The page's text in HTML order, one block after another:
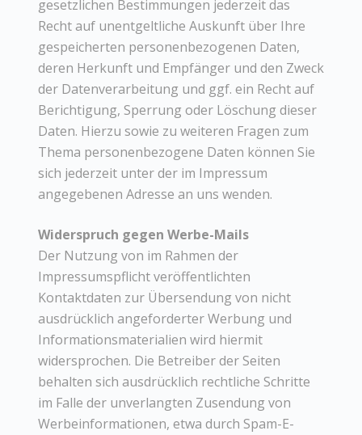
gesetzlichen Bestimmungen jederzeit das
Recht auf unentgeltliche Auskunft über Ihre
gespeicherten personenbezogenen Daten,
deren Herkunft und Empfänger und den Zweck
der Datenverarbeitung und ggf. ein Recht auf
Berichtigung, Sperrung oder Löschung dieser
Daten. Hierzu sowie zu weiteren Fragen zum
Thema personenbezogene Daten können Sie
sich jederzeit unter der im Impressum
angegebenen Adresse an uns wenden.
Widerspruch gegen Werbe-Mails
Der Nutzung von im Rahmen der
Impressumspflicht veröffentlichten
Kontaktdaten zur Übersendung von nicht
ausdrücklich angeforderter Werbung und
Informationsmaterialien wird hiermit
widersprochen. Die Betreiber der Seiten
behalten sich ausdrücklich rechtliche Schritte
im Falle der unverlangten Zusendung von
Werbeinformationen, etwa durch Spam-E-